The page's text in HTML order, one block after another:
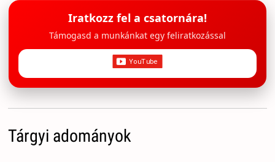
Iratkozz fel a csatornára!
Támogasd a munkánkat egy feliratkozással
Tárgyi adományok